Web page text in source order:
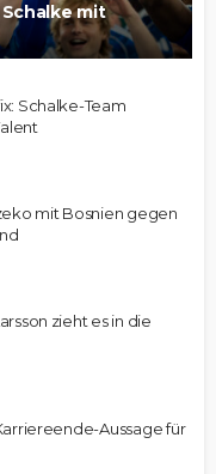
mit
Schalke-Team
mit Bosnien gegen
zieht es in die
Aussage für